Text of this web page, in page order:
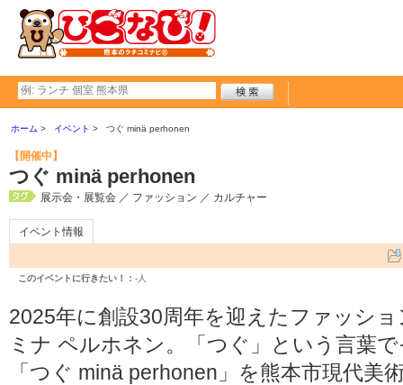
ホーム イベント つぐ minä perhonen
【開催中】
つぐ minä perhonen
展示会・展覧会 ／ ファッション ／ カルチャー
イベント情報
このイベントに行きたい！： -人
2025年に創設30周年を迎えたファッシ
ミナ ペルホネン。「つぐ」という言葉
「つぐ minä perhonen」を熊本市現代美